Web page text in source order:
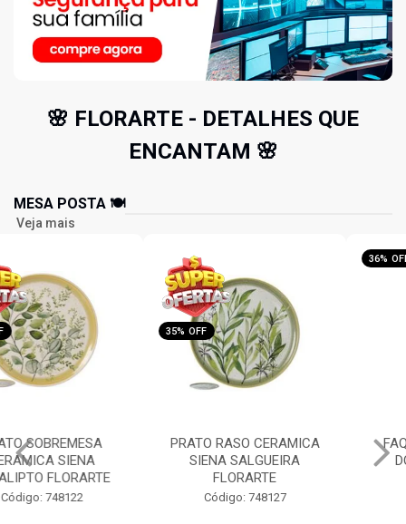
🌸 FLORARTE - DETALHES QUE
ENCANTAM 🌸
MESA POSTA 🍽️
Veja mais
35% OFF
PRATO RASO CERAMICA
SIENA SALGUEIRA
FLORARTE
Código: 748127
36% OFF
FAQUEIRO 24PC INOX
DOURADO FOSCO
FLORARTE
Código: 748138